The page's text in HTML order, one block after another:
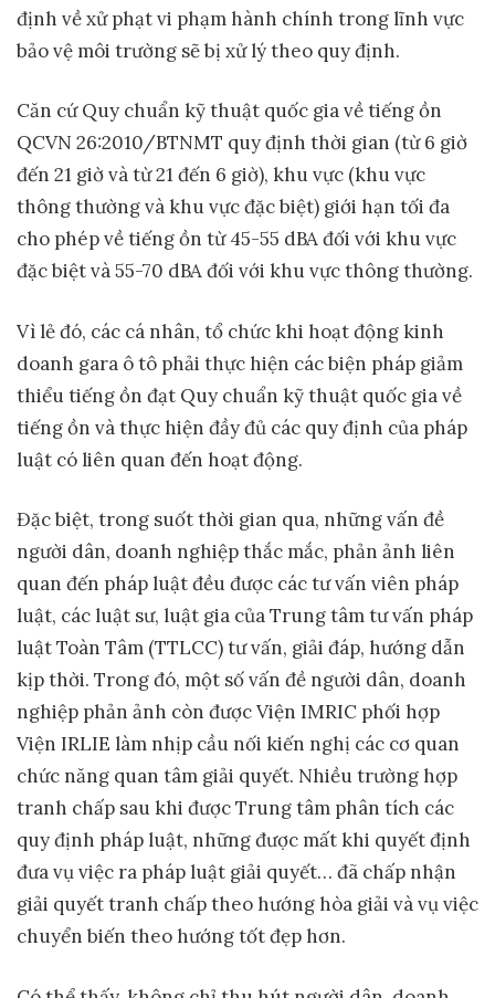
định về xử phạt vi phạm hành chính trong lĩnh vực
bảo vệ môi trường sẽ bị xử lý theo quy định.
Căn cứ Quy chuẩn kỹ thuật quốc gia về tiếng ồn
QCVN 26:2010/BTNMT quy định thời gian (từ 6 giờ
đến 21 giờ và từ 21 đến 6 giờ), khu vực (khu vực
thông thường và khu vực đặc biệt) giới hạn tối đa
cho phép về tiếng ồn từ 45-55 dBA đối với khu vực
đặc biệt và 55-70 dBA đối với khu vực thông thường.
Vì lẻ đó, các cá nhân, tổ chức khi hoạt động kinh
doanh gara ô tô phải thực hiện các biện pháp giảm
thiểu tiếng ồn đạt Quy chuẩn kỹ thuật quốc gia về
tiếng ồn và thực hiện đầy đủ các quy định của pháp
luật có liên quan đến hoạt động.
Đặc biệt, trong suốt thời gian qua, những vấn đề
người dân, doanh nghiệp thắc mắc, phản ảnh liên
quan đến pháp luật đều được các tư vấn viên pháp
luật, các luật sư, luật gia của Trung tâm tư vấn pháp
luật Toàn Tâm (TTLCC) tư vấn, giải đáp, hướng dẫn
kịp thời. Trong đó, một số vấn đề người dân, doanh
nghiệp phản ảnh còn được Viện IMRIC phối hợp
Viện IRLIE làm nhịp cầu nối kiến nghị các cơ quan
chức năng quan tâm giải quyết. Nhiều trường hợp
tranh chấp sau khi được Trung tâm phân tích các
quy định pháp luật, những được mất khi quyết định
đưa vụ việc ra pháp luật giải quyết… đã chấp nhận
giải quyết tranh chấp theo hướng hòa giải và vụ việc
chuyển biến theo hướng tốt đẹp hơn.